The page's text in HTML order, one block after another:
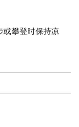
或攀登时保持凉